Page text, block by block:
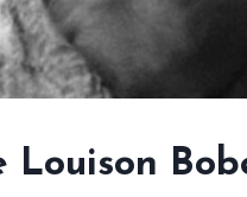
Louison